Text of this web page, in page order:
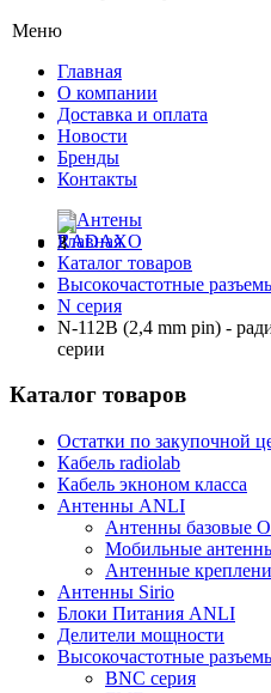
Меню
Главная
О компании
Доставка и оплата
Новости
Бренды
Контакты
Главная
Каталог товаров
Высокочастотные
N серия
N-112B (2,4 mm pin) -
серии
Каталог товаров
Остатки по закупочной
Кабель radiolab
Кабель экноном класса
Антенны ANLI
Антенны базовые
Мобильные
Антенные
Антенны Sirio
Блоки Питания ANLI
Делители мощности
Высокочастотные
BNC серия